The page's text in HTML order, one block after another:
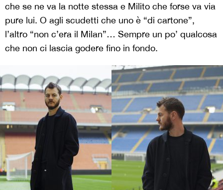
che se ne va la notte stessa e Milito che forse va via
pure lui. O agli scudetti che uno è “di cartone”,
l’altro “non c’era il Milan”… Sempre un po’ qualcosa
che non ci lascia godere fino in fondo.